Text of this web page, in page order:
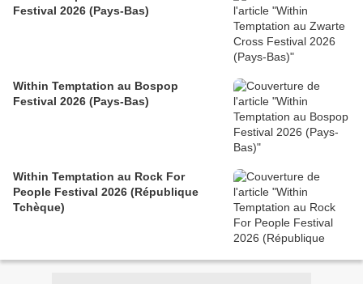
Festival 2026 (Pays-Bas)
Within Temptation au Bospop
Festival 2026 (Pays-Bas)
Within Temptation au Rock For
People Festival 2026 (République
Tchèque)